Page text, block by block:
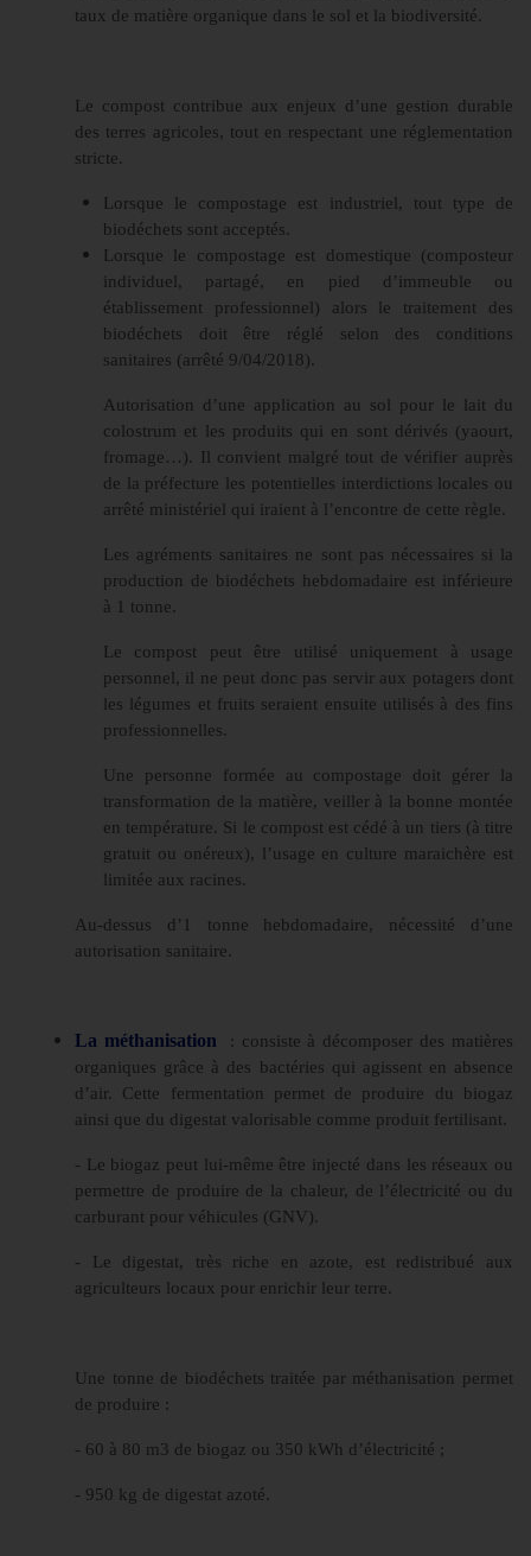
taux de matière organique dans le sol et la biodiversité.
Le compost contribue aux enjeux d’une gestion durable
des terres agricoles, tout en respectant une réglementation
stricte.
Lorsque le compostage est industriel, tout type de
biodéchets sont acceptés.
Lorsque le compostage est domestique (composteur
individuel, partagé, en pied d’immeuble ou
établissement professionnel) alors le traitement des
biodéchets doit être réglé selon des conditions
sanitaires (arrêté 9/04/2018).
Autorisation d’une application au sol pour le lait du
colostrum et les produits qui en sont dérivés (yaourt,
fromage…). Il convient malgré tout de vérifier auprès
de la préfecture les potentielles interdictions locales ou
arrêté ministériel qui iraient à l’encontre de cette règle.
Les agréments sanitaires ne sont pas nécessaires si la
production de biodéchets hebdomadaire est inférieure
à 1 tonne.
Le compost peut être utilisé uniquement à usage
personnel, il ne peut donc pas servir aux potagers dont
les légumes et fruits seraient ensuite utilisés à des fins
professionnelles.
Une personne formée au compostage doit gérer la
transformation de la matière, veiller à la bonne montée
en température. Si le compost est cédé à un tiers (à titre
gratuit ou onéreux), l’usage en culture maraichère est
limitée aux racines.
Au-dessus d’1 tonne hebdomadaire, nécessité d’une
autorisation sanitaire.
La méthanisation
: consiste à décomposer des matières
organiques grâce à des bactéries qui agissent en absence
d’air. Cette fermentation permet de produire du biogaz
ainsi que du digestat valorisable comme produit fertilisant.
- Le biogaz peut lui-même être injecté dans les réseaux ou
permettre de produire de la chaleur, de l’électricité ou du
carburant pour véhicules (GNV).
- Le digestat, très riche en azote, est redistribué aux
agriculteurs locaux pour enrichir leur terre.
Une tonne de biodéchets traitée par méthanisation permet
de produire :
- 60 à 80 m3 de biogaz ou 350 kWh d’électricité ;
- 950 kg de digestat azoté.